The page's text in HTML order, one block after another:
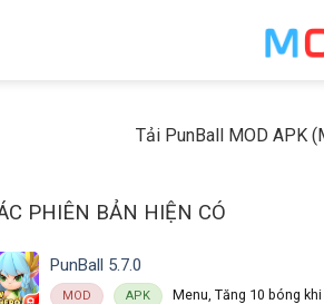
Tải PunBall MOD APK
PHIÊN BẢN HIỆN CÓ
PunBall 5.7.0
MOD APK
Menu, Tăng 10 bóng